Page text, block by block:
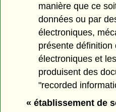
manière que ce
données ou par
électroniques,
présente
électroniques et
produisent des
"recorded
« établissement de